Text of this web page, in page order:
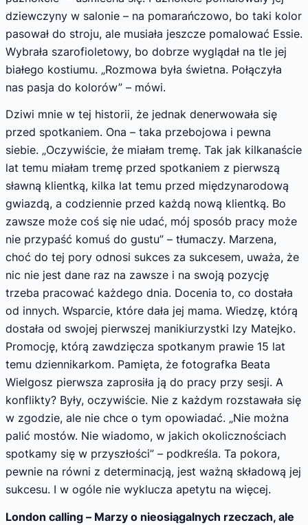
dziewczyny w salonie – na pomarańczowo, bo taki kolor
pasował do stroju, ale musiała jeszcze pomalować Essie.
Wybrała szarofioletowy, bo dobrze wyglądał na tle jej
białego kostiumu. „Rozmowa była świetna. Połączyła
nas pasja do kolorów” – mówi.
Dziwi mnie w tej historii, że jednak denerwowała się
przed spotkaniem. Ona – taka przebojowa i pewna
siebie. „Oczywiście, że miałam tremę. Tak jak kilkanaście
lat temu miałam tremę przed spotkaniem z pierwszą
sławną klientką, kilka lat temu przed międzynarodową
gwiazdą, a codziennie przed każdą nową klientką. Bo
zawsze może coś się nie udać, mój sposób pracy może
nie przypaść komuś do gustu” – tłumaczy. Marzena,
choć do tej pory odnosi sukces za sukcesem, uważa, że
nic nie jest dane raz na zawsze i na swoją pozycję
trzeba pracować każdego dnia. Docenia to, co dostała
od innych. Wsparcie, które dała jej mama. Wiedzę, którą
dostała od swojej pierwszej manikiurzystki Izy Matejko.
Promocję, którą zawdzięcza spotkanym prawie 15 lat
temu dziennikarkom. Pamięta, że fotografka Beata
Wielgosz pierwsza zaprosiła ją do pracy przy sesji. A
konflikty? Były, oczywiście. Nie z każdym rozstawała się
w zgodzie, ale nie chce o tym opowiadać. „Nie można
palić mostów. Nie wiadomo, w jakich okolicznościach
spotkamy się w przyszłości” – podkreśla. Ta pokora,
pewnie na równi z determinacją, jest ważną składową jej
sukcesu. I w ogóle nie wyklucza apetytu na więcej.
London calling – Marzy o nieosiągalnych rzeczach, ale